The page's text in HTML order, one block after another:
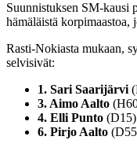
Suunnistuksen SM-kausi
hämäläistä
Rasti-Nokiasta mukaan,
selvisivät:
1. Sari Saarijärvi
3. Aimo Aalto
4. Elli Punto (D15)
6. Pirjo Aalto